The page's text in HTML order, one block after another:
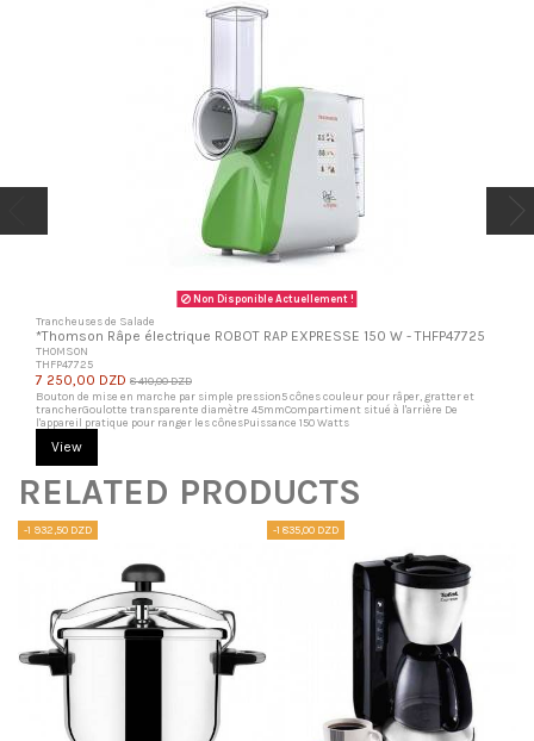
Non Disponible Actuellement !
Trancheuses de Salade
*Thomson Râpe électrique ROBOT RAP EXPRESSE 150 W - THFP47725
THOMSON
THFP47725
7 250,00 DZD 8 410,00 DZD
Bouton de mise en marche par simple pression5 cônes couleur pour râper, gratter et
trancherGoulotte transparente diamètre 45mmCompartiment situé à l'arrière De
l'appareil pratique pour ranger les cônesPuissance 150 Watts
View
RELATED PRODUCTS
-1 932,50 DZD -1 835,00 DZD